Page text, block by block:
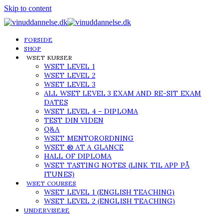
Skip to content
FORSIDE
SHOP
WSET KURSER
WSET LEVEL 1
WSET LEVEL 2
WSET LEVEL 3
ALL WSET LEVEL 3 EXAM AND RE-SIT EXAM
DATES
WSET LEVEL 4 – DIPLOMA
TEST DIN VIDEN
Q&A
WSET MENTORORDNING
WSET ® AT A GLANCE
HALL OF DIPLOMA
WSET TASTING NOTES (LINK TIL APP PÅ
ITUNES)
WSET COURSES
WSET LEVEL 1 (ENGLISH TEACHING)
WSET LEVEL 2 (ENGLISH TEACHING)
UNDERVISERE